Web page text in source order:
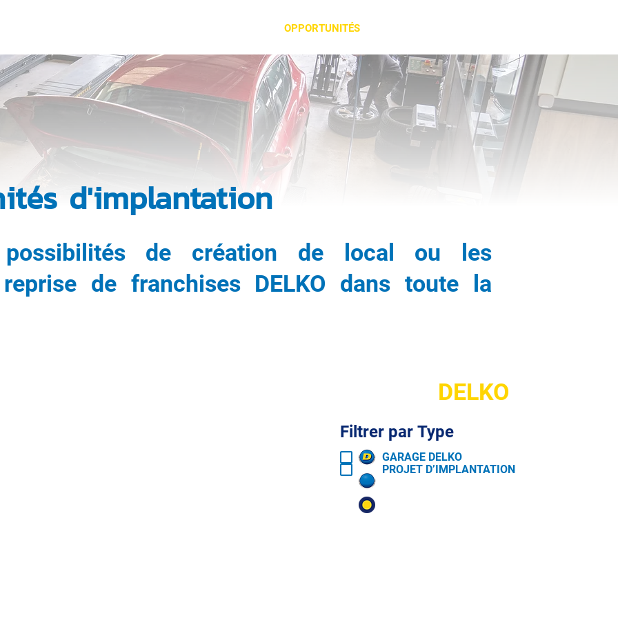
OPPORTUNITÉS
d'implantation
possibilités de création de local ou les
de franchises DELKO dans toute la
DELKO
Filtrer par Type
GARAGE DELKO
PROJET D’IMPLANTATION